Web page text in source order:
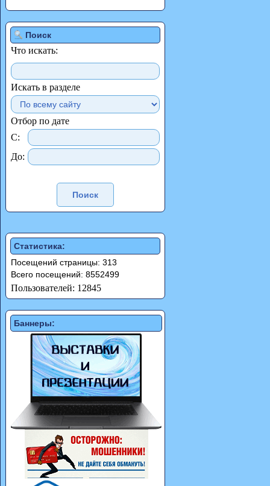
Поиск
Что искать:
Искать в разделе
Отбор по дате
С:
До:
Статистика:
Посещений страницы: 313
Всего посещений: 8552499
Пользователей: 12845
Баннеры: